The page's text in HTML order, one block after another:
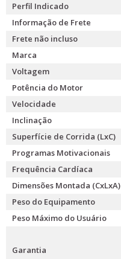
Perfil Indicado
Informação de Frete
Frete não incluso
Marca
Voltagem
Potência do Motor
Velocidade
Inclinação
Superfície de Corrida (LxC)
Programas Motivacionais
Frequência Cardíaca
Dimensões Montada (CxLxA)
Peso do Equipamento
Peso Máximo do Usuário
Garantia